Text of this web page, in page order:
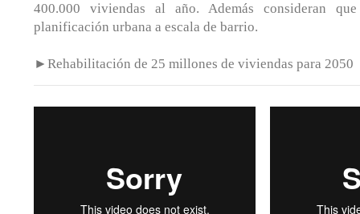
400.000 viviendas al año. Además consideran
planificación urbana a escala de barrio.
►Rehabilitación de 25 millones de viviendas para 2050